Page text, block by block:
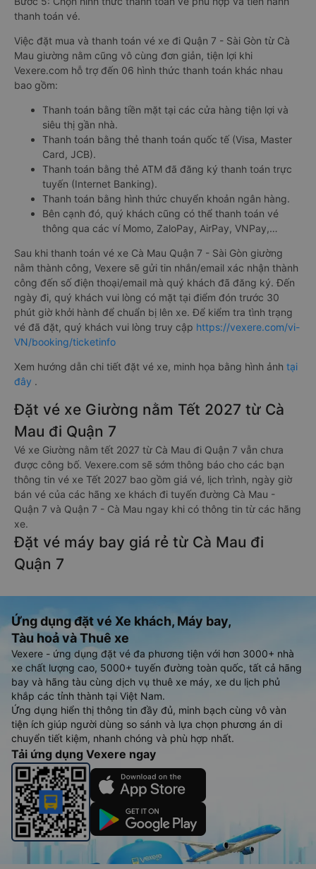
thanh toán vé.
Việc đặt mua và thanh toán vé xe đi Quận 7 - Sài Gòn từ Cà
Mau giường nằm cũng vô cùng đơn giản, tiện lợi khi
Vexere.com hỗ trợ đến 06 hình thức thanh toán khác nhau
bao gồm:
Thanh toán bằng tiền mặt tại các cửa hàng tiện lợi và
siêu thị gần nhà.
Thanh toán bằng thẻ thanh toán quốc tế (Visa, Master
Card, JCB).
Thanh toán bằng thẻ ATM đã đăng ký thanh toán trực
tuyến (Internet Banking).
Thanh toán bằng hình thức chuyển khoản ngân hàng.
Bên cạnh đó, quý khách cũng có thể thanh toán vé
thông qua các ví Momo, ZaloPay, AirPay, VNPay,…
Sau khi thanh toán vé xe Cà Mau Quận 7 - Sài Gòn giường
nằm thành công, Vexere sẽ gửi tin nhắn/email xác nhận thành
công đến số điện thoại/email mà quý khách đã đăng ký. Đến
ngày đi, quý khách vui lòng có mặt tại điểm đón trước 30
phút giờ khởi hành để chuẩn bị lên xe. Để kiểm tra tình trạng
vé đã đặt, quý khách vui lòng truy cập https://vexere.com/vi-
VN/booking/ticketinfo
Xem hướng dẫn chi tiết đặt vé xe, minh họa bằng hình ảnh tại
đây .
Đặt vé xe Giường nằm Tết 2027 từ Cà
Mau đi Quận 7
Vé xe Giường nằm tết 2027 từ Cà Mau đi Quận 7 vẫn chưa
được công bố. Vexere.com sẽ sớm thông báo cho các bạn
thông tin vé xe Tết 2027 bao gồm giá vé, lịch trình, ngày giờ
bán vé của các hãng xe khách đi tuyến đường Cà Mau -
Quận 7 và Quận 7 - Cà Mau ngay khi có thông tin từ các hãng
xe.
Đặt vé máy bay giá rẻ từ Cà Mau đi
Quận 7
Ứng dụng đặt vé Xe khách, Máy bay,
Tàu hoả và Thuê xe
Vexere - ứng dụng đặt vé đa phương tiện với hơn 3000+ nhà
xe chất lượng cao, 5000+ tuyến đường toàn quốc, tất cả hãng
bay và hãng tàu cùng dịch vụ thuê xe máy, xe du lịch phủ
khắp các tỉnh thành tại Việt Nam.
Ứng dụng hiển thị thông tin đầy đủ, minh bạch cùng vô vàn
tiện ích giúp người dùng so sánh và lựa chọn phương án di
chuyển tiết kiệm, nhanh chóng và phù hợp nhất.
Tải ứng dụng Vexere ngay